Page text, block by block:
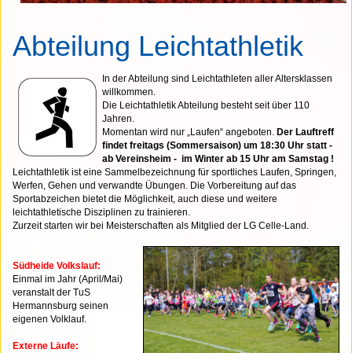
Abteilung Leichtathletik
In der Abteilung sind Leichtathleten aller Altersklassen
willkommen.
Die Leichtathletik Abteilung besteht seit über 110
Jahren.
Momentan wird nur „Laufen“ angeboten. Der Lauftreff
findet freitags (Sommersaison) um 18:30 Uhr statt -
ab Vereinsheim - im Winter ab 15 Uhr am Samstag !
Leichtathletik ist eine Sammelbezeichnung für sportliches Laufen, Springen,
Werfen, Gehen und verwandte Übungen. Die Vorbereitung auf das
Sportabzeichen bietet die Möglichkeit, auch diese und weitere
leichtathletische Disziplinen zu trainieren.
Zurzeit starten wir bei Meisterschaften als Mitglied der LG Celle-Land.
Südheide Volkslauf:
Einmal im Jahr (April/Mai)
veranstalt der TuS
Hermannsburg seinen
eigenen Volklauf.
Externe Läufe: